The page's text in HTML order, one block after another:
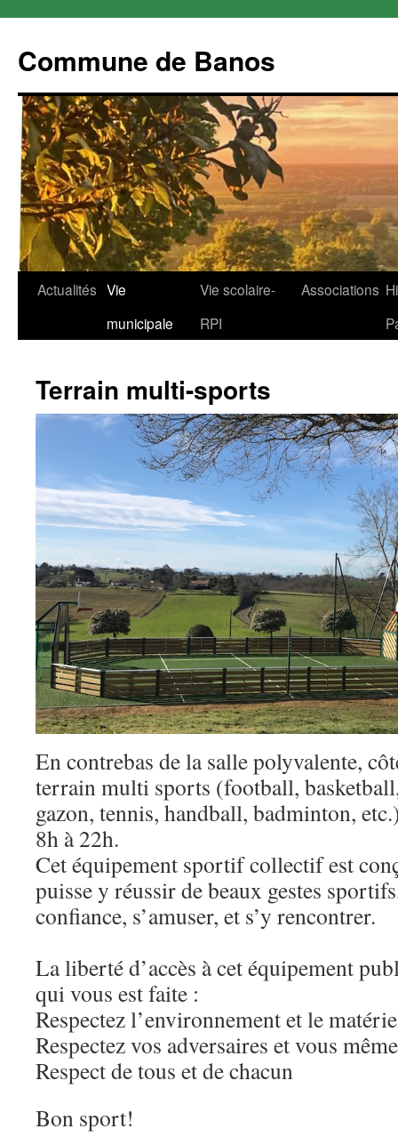
Commune de Banos
Aller
Actualités Vie
municipale
Vie scolaire-
RPI
Associations
Terrain multi-sports
En contrebas de la salle polyvalente,
terrain multi sports (football,
gazon, tennis, handball, badminton,
8h à 22h.
Cet équipement sportif collectif est
puisse y réussir de beaux gestes
confiance, s’amuser, et s’y rencontrer.
La liberté d’accès à cet équipement
qui vous est faite :
Respectez l’environnement et le
Respectez vos adversaires et vous même
Respect de tous et de chacun
Bon sport!